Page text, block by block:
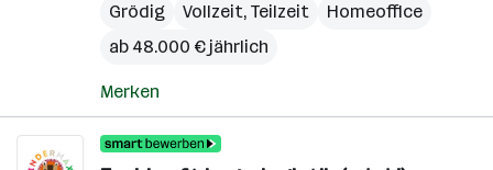
Grödig
Vollzeit, Teilzeit
Homeoffice
ab 48.000 € jährlich
Merken